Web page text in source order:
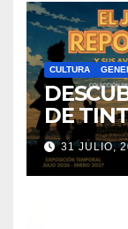
CULTURA
DE
DE31 JULIO,